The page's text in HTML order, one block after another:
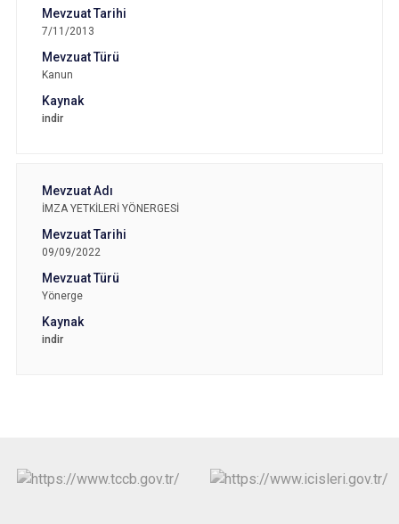
7/11/2013
Kanun
indir
İMZA YETKİLERİ YÖNERGESİ
09/09/2022
Yönerge
indir